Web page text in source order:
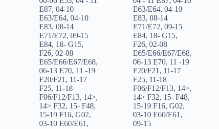
E87, 04-10
E63/E64, 04-10
E83, 08-14
E71/E72, 09-15
E84, 18- G15,
F26, 02-08
E65/E66/E67/E68,
06-13 E70, 11 -19
F20/F21 , 11-17
F25, 11-18
F06/F12/F13, 14>,
14> F32, 15- F48,
15-19 F16, G02,
03-10 E60/E61 ,
E63/E64,04-10
E83,08-14
E71/E72,09-15
E84, 18- G15,
F26,02-08
E65/E66/E67/E68,
06-13 E70, 11 -19
F20/F21 , 11-17
F25, 11-18
F06/F12/F13, 14>,
14> F32, 15- F48,
15-19 F16,G02,
03-10 E60/E61 ,
09-15